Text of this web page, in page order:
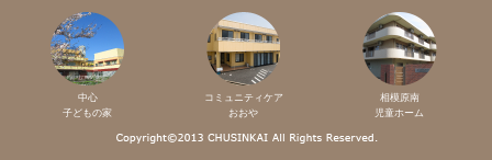
中心
子どもの家
コミュニティケア
おおや
相模原南
児童ホーム